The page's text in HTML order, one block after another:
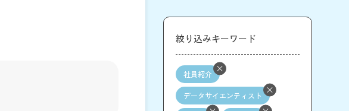
絞り込みキーワード
社員紹介
データサイエンティスト